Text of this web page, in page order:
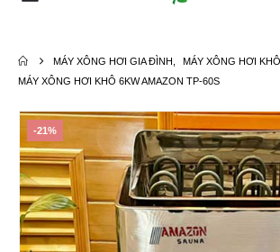
MÁY XÔNG HƠI GIA ĐÌNH
MÁY XÔNG HƠI
MÁY XÔNG HƠI KHÔ 6KW AMAZON TP-60S
-21%